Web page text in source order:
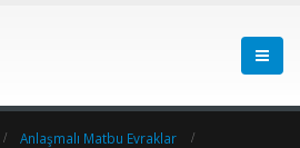
Anlaşmalı Matbu Evraklar